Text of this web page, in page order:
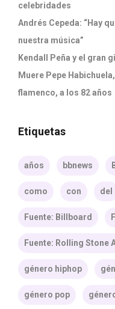
celebridades
Andrés Cepeda: “Hay
nuestra música”
Kendall Peña y el gran
Muere Pepe
flamenco, a los 82 años
Etiquetas
años bbnews
como con del
Fuente: Billboard
Fuente: Rolling Stone
género hiphop
género pop